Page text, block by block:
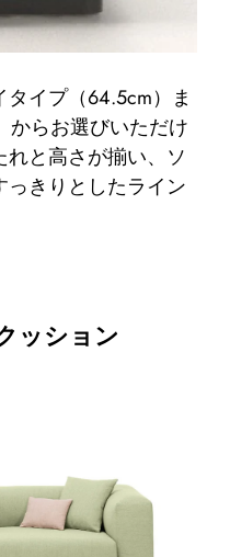
イプ（64.5cm）ま
からお選びいただけ
と高さが揃い、ソ
っきりとしたライン
ッション